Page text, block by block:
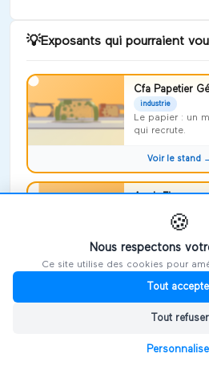
💡Exposants qui pourraient
Cfa Papetier
industrie
Le papier : un
qui recrute.
Voir le stand
Apah Finances
Bonjour.
Voir le stand
Apf France
Économie Sociale
🍪
Nous respectons
Ce site utilise des cookies pour
Tout
Tout refuser